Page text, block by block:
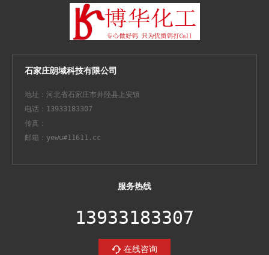
石家庄朗域科技有限公司
地址：河北省石家庄市井陉县上安镇
电话：13933183307
传真：
邮箱：yewu#11611.cc
服务热线
13933183307
在线咨询